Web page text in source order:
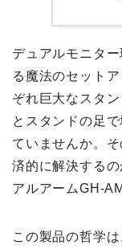
デュアルモニタ
る魔法のセット
ぞれ巨大なスタ
とスタンドの足
ていませんか。
済的に解決する
アルアームGH-
この製品の哲学